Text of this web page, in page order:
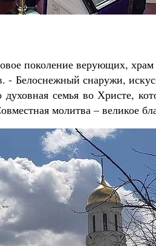
поколение верующих, храм
- Белоснежный снаружи,
семья во Христе,
молитва – великое